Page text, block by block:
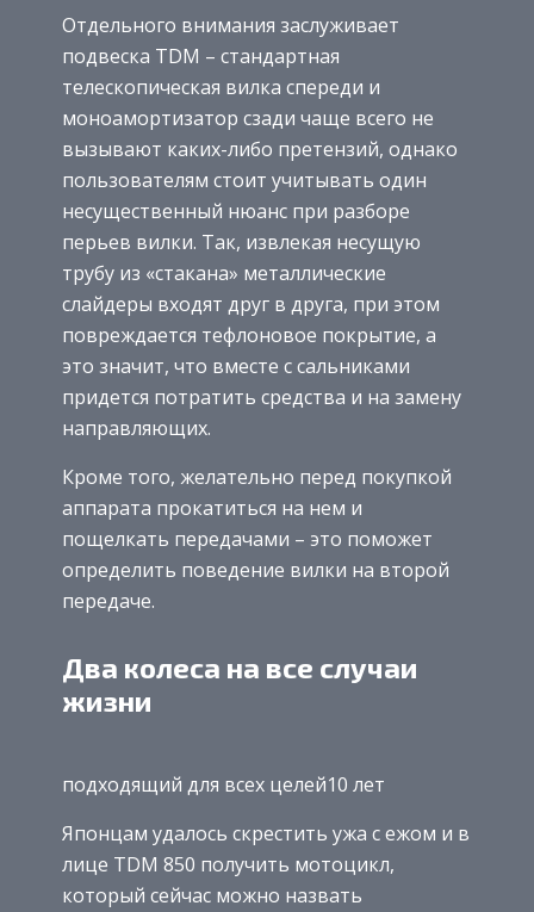
Отдельного внимания заслуживает
подвеска TDM – стандартная
телескопическая вилка спереди и
моноамортизатор сзади чаще всего не
вызывают каких-либо претензий, однако
пользователям стоит учитывать один
несущественный нюанс при разборе
перьев вилки. Так, извлекая несущую
трубу из «стакана» металлические
слайдеры входят друг в друга, при этом
повреждается тефлоновое покрытие, а
это значит, что вместе с сальниками
придется потратить средства и на замену
направляющих.
Кроме того, желательно перед покупкой
аппарата прокатиться на нем и
пощелкать передачами – это поможет
определить поведение вилки на второй
передаче.
Два колеса на все случаи
жизни
подходящий для всех целей10 лет
Японцам удалось скрестить ужа с ежом и в
лице TDM 850 получить мотоцикл,
который сейчас можно назвать